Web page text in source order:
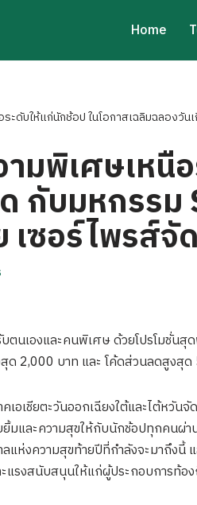
Home
ะดับให้แก่นักช้อป ในโอกาสเฉลิมฉลองวั
มพิเศษเหนื
กับมหกรร
เซอร์ไพรส์จั
ตนเองและคนพิเศษ ด้วยโปรโมชั่นสุ
ด 2,000 บาท และ โค้ดส่วนลดสูงสุด
อเชียตะวันออกเฉียงใต้และไต้หวั
และความสุขให้กับนักช้อปทุกคนผ่
ห่งความสุขท้ายปีที่กำลังจะมาถึง
แรงสนับสนุนให้แก่ผู้ประกอบการท้